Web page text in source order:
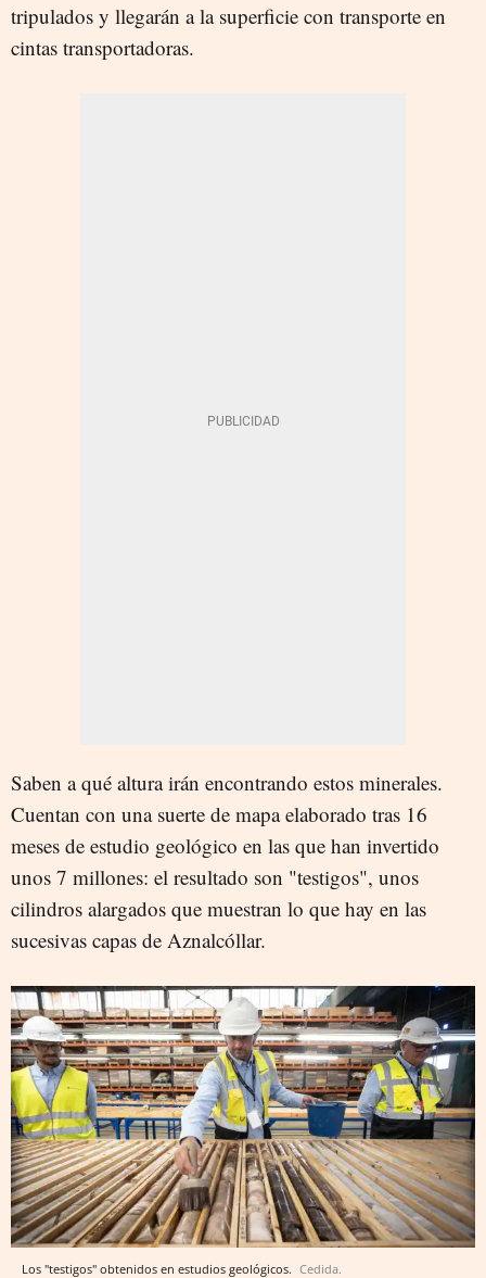
tripulados y llegarán a la superficie con transporte en
cintas transportadoras.
Saben a qué altura irán encontrando estos minerales.
Cuentan con una suerte de mapa elaborado tras 16
meses de estudio geológico en las que han invertido
unos 7 millones: el resultado son "testigos", unos
cilindros alargados que muestran lo que hay en las
sucesivas capas de Aznalcóllar.
Los "testigos" obtenidos en estudios geológicos. Cedida.